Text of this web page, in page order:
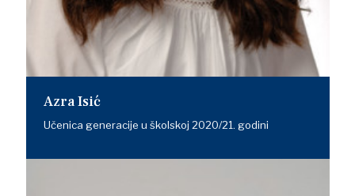
Azra Isić
Učenica generacije u školskoj 2020/21. godini